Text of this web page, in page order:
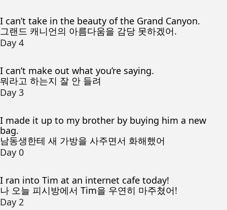
I can’t take in the beauty of the Grand Canyon.
그랜드 캐니언의 아름다움을 감당 못하겠어.
Day 4
I can’t make out what you’re saying.
뭐라고 하는지 잘 안 들려
Day 3
I made it up to my brother by buying him a new
bag.
남동생한테 새 가방을 사주면서 화해했어
Day 0
I ran into Tim at an internet cafe today!
나 오늘 피시방에서 Tim을 우연히 마주쳤어!
Day 2